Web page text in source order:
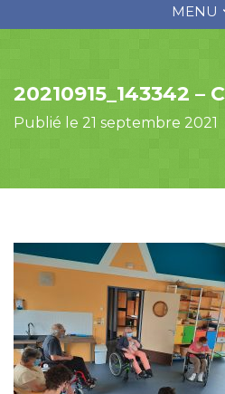
MENU
20210915_143342 –
Publié le 21 septembre 2021